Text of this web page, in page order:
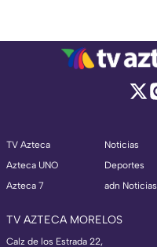
TV Azteca
Azteca UNO
Azteca 7
Noticias
Deportes
adn Noticias
TV AZTECA MORELOS
Calz de los Estrada 22,